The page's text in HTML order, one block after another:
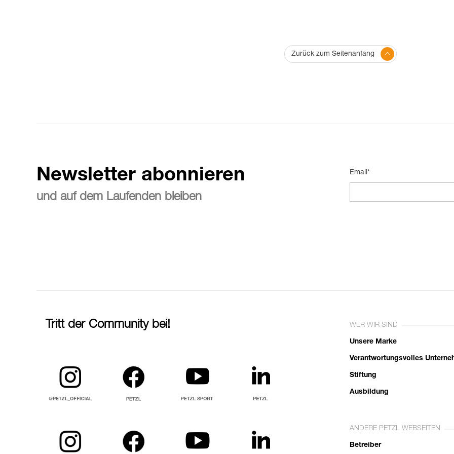
Zurück zum Seitenanfang
Newsletter abonnieren
und auf dem Laufenden bleiben
Email*
Tritt der Community bei! WER WIR SIND
Unsere Marke
Verantwortungsvolles
Stiftung
Ausbildung
ANDERE PETZL WEBSEITEN
Betreiber